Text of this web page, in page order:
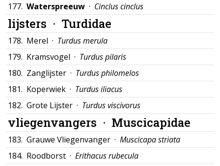
177. Waterspreeuw · Cinclus cinclus
lijsters · Turdidae
178. Merel · Turdus merula
179. Kramsvogel · Turdus pilaris
180. Zanglijster · Turdus philomelos
181. Koperwiek · Turdus iliacus
182. Grote Lijster · Turdus viscivorus
vliegenvangers · Muscicapidae
183. Grauwe Vliegenvanger · Muscicapa striata
184. Roodborst · Erithacus rubecula